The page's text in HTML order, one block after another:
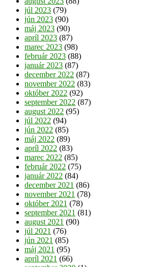
júl 2023 (79)
jún 2023 (90)
máj 2023 (90)
apríl 2023 (87)
marec 2023 (98)
február 2023 (88)
január 2023 (87)
december 2022 (87)
november 2022 (83)
október 2022 (92)
september 2022 (87)
august 2022 (95)
júl 2022 (94)
jún 2022 (85)
máj 2022 (89)
apríl 2022 (83)
marec 2022 (85)
február 2022 (75)
január 2022 (84)
december 2021 (86)
november 2021 (78)
október 2021 (78)
september 2021 (81)
august 2021 (90)
júl 2021 (76)
jún 2021 (85)
máj 2021 (95)
apríl 2021 (66)